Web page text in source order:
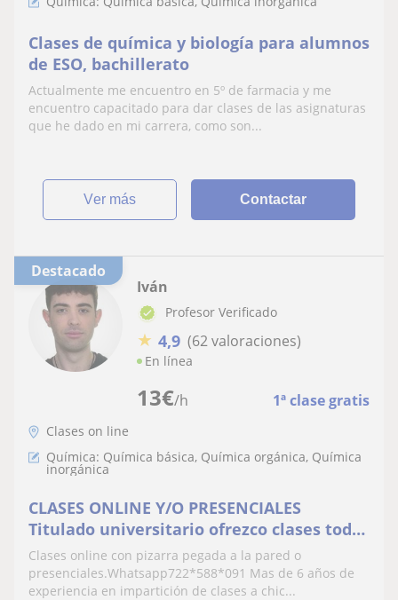
Clases de química y biología para alumnos
de ESO, bachillerato
Actualmente me encuentro en 5º de farmacia y me
encuentro capacitado para dar clases de las asignaturas
que he dado en mi carrera, como son...
ver más Contactar
Destacado
13€/h 1ª clase gratis
Iván
Profesor Verificado
★ 4,9 (62 valoraciones)
En línea
Clases on line
Química: Química básica, Química orgánica, Química
inorgánica
CLASES ONLINE Y/O PRESENCIALES
Titulado universitario ofrezco clases todos
los niveles
Clases online con pizarra pegada a la pared o
presenciales.Whatsapp722*588*091 Mas de 6 años de
experiencia en impartición de clases a chic...